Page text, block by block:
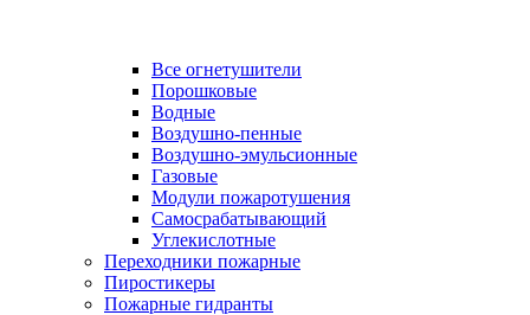
Все огнетушители
Порошковые
Водные
Воздушно-пенные
Воздушно-эмульсионные
Газовые
Модули пожаротушения
Самосрабатывающий
Углекислотные
Переходники пожарные
Пиростикеры
Пожарные гидранты